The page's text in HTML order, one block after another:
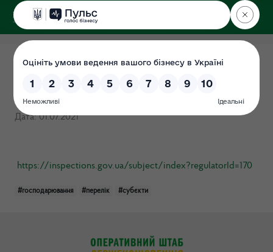
ДЕРЖЕКОІНСПЕКЦІЯ
у Хмельницькій області
Перелік суб’єктів
господарювання
Дата: 01.07.2021
https://inspections.gov.ua/subject/index?regulatorId=170
#господарювання #перелік #субєкти